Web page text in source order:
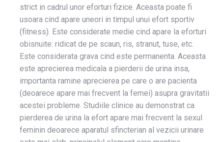
strict in cadrul unor eforturi fizice. Aceasta poate fi
usoara cind apare uneori in timpul unui efort sportiv
(fitness). Este considerate medie cind apare la eforturi
obisnuite: ridicat de pe scaun, ris, stranut, tuse, etc.
Este considerata grava cind este permanenta. Aceasta
este aprecierea medicala a pierderii de urina insa,
importanta ramine aprecierea pe care o are pacienta
(deoarece apare mai frecvent la femei) asupra gravitatii
acestei probleme. Studiile clinice au demonstrat ca
pierderea de urina la efort apare mai frecvent la sexul
feminin deoarece aparatul sfincterian al vezicii urinare